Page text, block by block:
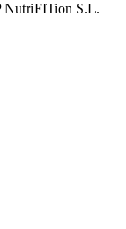
NutriFITion S.L. |